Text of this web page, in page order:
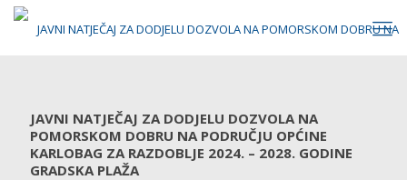
JAVNI NATJEČAJ ZA DODJELU DOZVOLA NA
POMORSKOM DOBRU NA PODRUČJU OPĆINE
KARLOBAG ZA RAZDOBLJE 2024. – 2028. GODINE
GRADSKA PLAŽA